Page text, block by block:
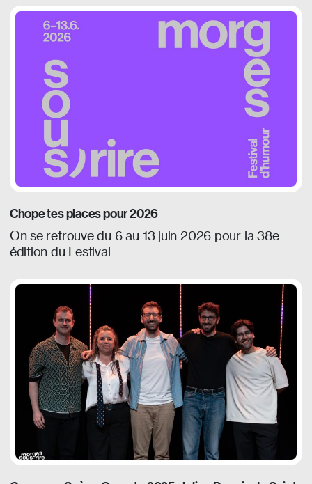
Chope tes places pour 2026
On se retrouve du 6 au 13 juin 2026 pour la 38e
édition du Festival